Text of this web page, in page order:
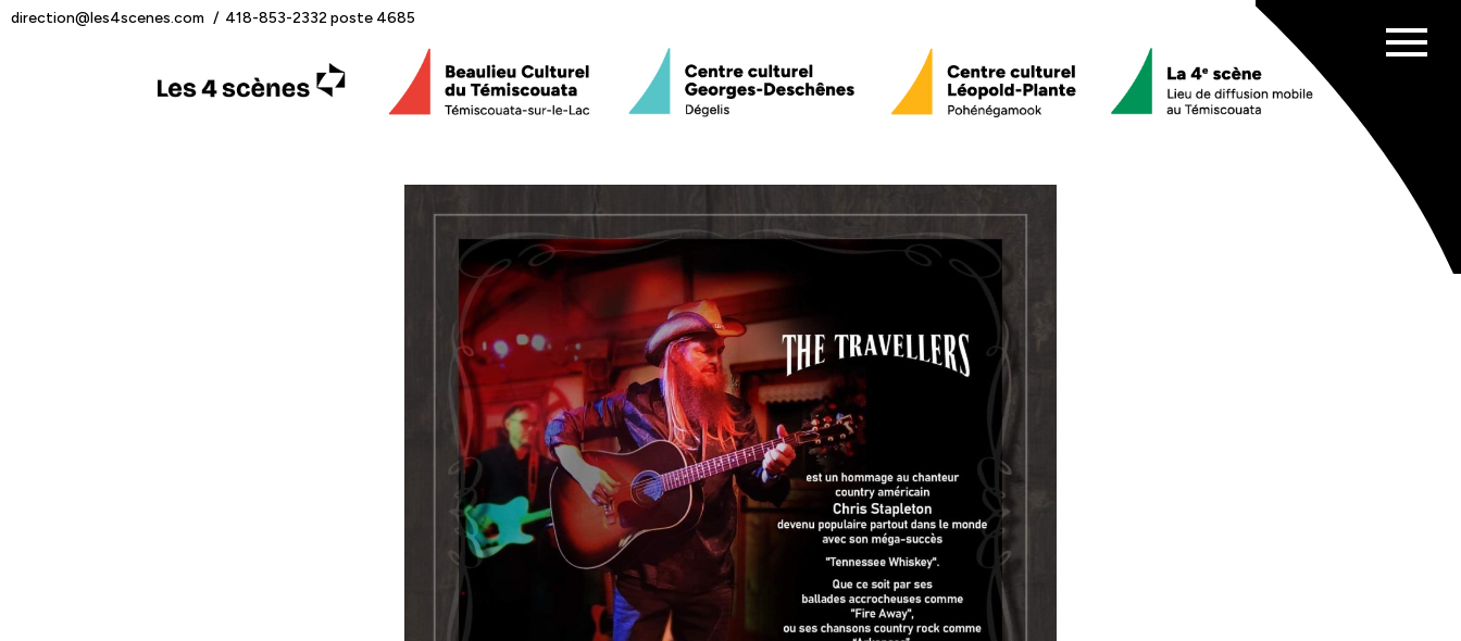
Afficher
Programmation
Nos 4 scènes
Beaulieu Culturel du Témiscouata
Centre culturel Georges-Deschênes
Centre culturel Léopold-Plante
La 4e scène
Équipe
Nouvelles
Chèque-cadeau
Devenir membre
direction@les4scenes.com 418-853-2332 poste 4685